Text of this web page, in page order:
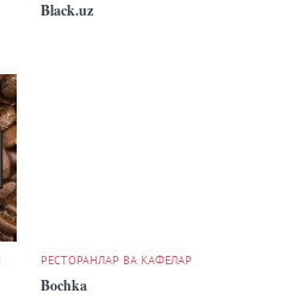
Black.uz
РЕСТОРАНЛАР ВА КАФЕЛАР
Bochka